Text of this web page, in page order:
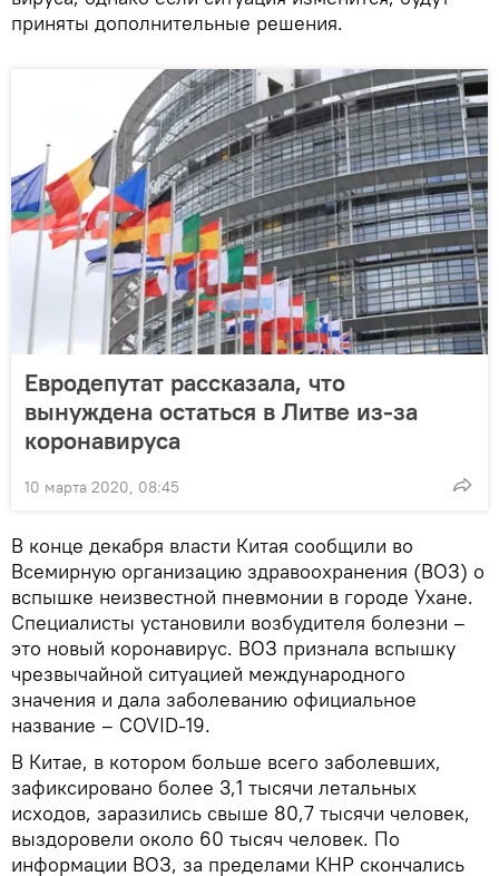
приняты дополнительные решения.
Евродепутат рассказала, что
вынуждена остаться в Литве из-за
коронавируса
10 марта 2020, 08:45
В конце декабря власти Китая сообщили во
Всемирную организацию здравоохранения (ВОЗ) о
вспышке неизвестной пневмонии в городе Ухане.
Специалисты установили возбудителя болезни –
это новый коронавирус. ВОЗ признала вспышку
чрезвычайной ситуацией международного
значения и дала заболеванию официальное
название – COVID-19.
В Китае, в котором больше всего заболевших,
зафиксировано более 3,1 тысячи летальных
исходов, заразились свыше 80,7 тысячи человек,
выздоровели около 60 тысяч человек. По
информации ВОЗ, за пределами КНР скончались